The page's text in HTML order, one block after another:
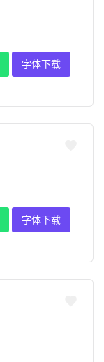
字体下载
字体下载